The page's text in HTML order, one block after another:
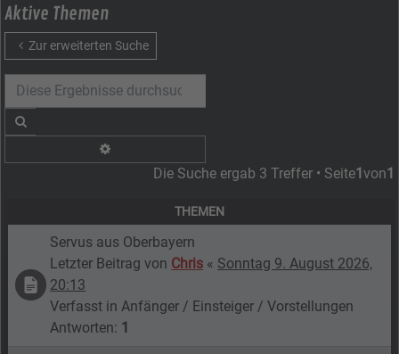
Aktive Themen
Zur erweiterten Suche
Die Suche ergab 3 Treffer • Seite1von1
THEMEN
Servus aus Oberbayern
Letzter Beitrag von Chris « Sonntag 9. August 2026,
20:13
Verfasst in Anfänger / Einsteiger / Vorstellungen
Antworten: 1